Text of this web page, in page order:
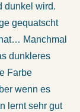
dunkel wird.
gequatscht
Manchmal
dunkleres
Farbe
wenn es
lernt sehr gut